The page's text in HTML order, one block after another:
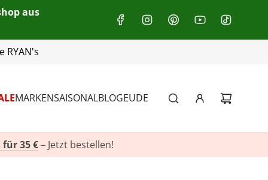
aus
116 719 10
MARKENSAISONALBLOGEUDE
für 35 €– Jetzt bestellen!